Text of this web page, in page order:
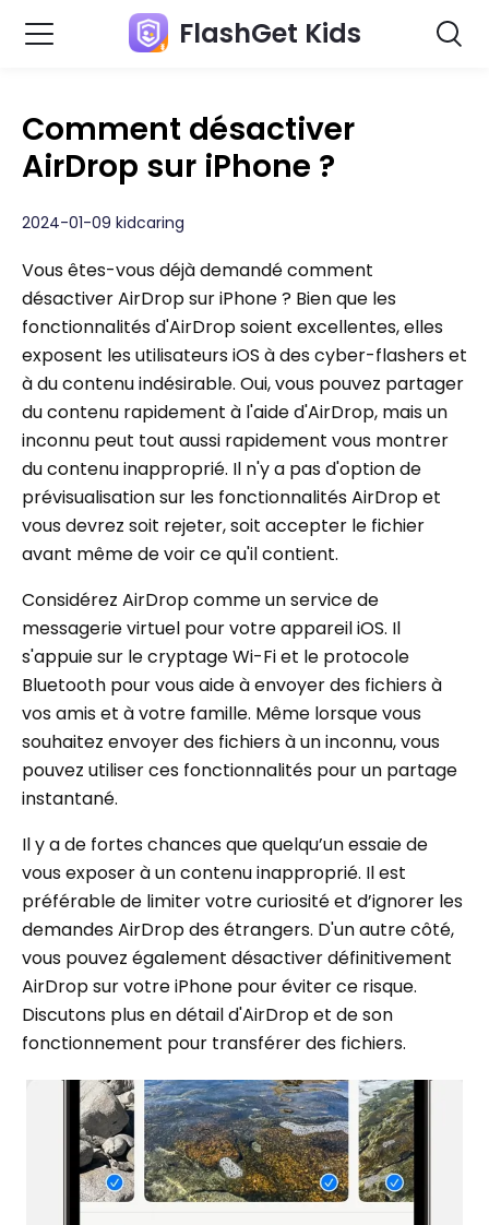
FlashGet Kids
Comment désactiver
AirDrop sur iPhone ?
2024-01-09 kidcaring
Vous êtes-vous déjà demandé comment
désactiver AirDrop sur iPhone ? Bien que les
fonctionnalités d'AirDrop soient excellentes, elles
exposent les utilisateurs iOS à des cyber-flashers et
à du contenu indésirable. Oui, vous pouvez partager
du contenu rapidement à l'aide d'AirDrop, mais un
inconnu peut tout aussi rapidement vous montrer
du contenu inapproprié. Il n'y a pas d'option de
prévisualisation sur les fonctionnalités AirDrop et
vous devrez soit rejeter, soit accepter le fichier
avant même de voir ce qu'il contient.
Considérez AirDrop comme un service de
messagerie virtuel pour votre appareil iOS. Il
s'appuie sur le cryptage Wi-Fi et le protocole
Bluetooth pour vous aide à envoyer des fichiers à
vos amis et à votre famille. Même lorsque vous
souhaitez envoyer des fichiers à un inconnu, vous
pouvez utiliser ces fonctionnalités pour un partage
instantané.
Il y a de fortes chances que quelqu’un essaie de
vous exposer à un contenu inapproprié. Il est
préférable de limiter votre curiosité et d’ignorer les
demandes AirDrop des étrangers. D'un autre côté,
vous pouvez également désactiver définitivement
AirDrop sur votre iPhone pour éviter ce risque.
Discutons plus en détail d'AirDrop et de son
fonctionnement pour transférer des fichiers.